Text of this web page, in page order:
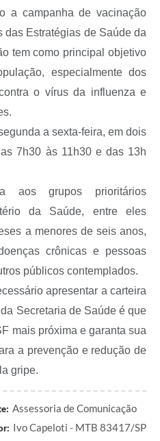
a campanha de vacinação
das Estratégias de Saúde da
tem como principal objetivo
especialmente dos
o vírus da influenza e
a sexta-feira, em dois
7h30 às 11h30 e das 13h
aos grupos prioritários
da Saúde, entre eles
a menores de seis anos,
crônicas e pessoas
públicos contemplados.
apresentar a carteira
Secretaria de Saúde é que
mais próxima e garanta sua
a prevenção e redução de
gripe.
Assessoria de Comunicação
Ivo Capeloti - MTB 83417/SP